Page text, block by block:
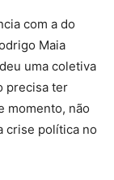
com a do
Maia
uma coletiva
precisa ter
momento, não
crise política no